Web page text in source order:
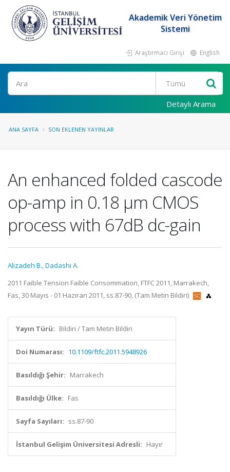
Akademik Veri Yönetim
Sistemi
Araştırmacı Girişi English
Ara
Detaylı Arama
ANA SAYFA SON EKLENEN YAYINLAR
An enhanced folded cascode
op-amp in 0.18 μm CMOS
process with 67dB dc-gain
Alizadeh B.,Dadashi A.
2011 Faible Tension Faible Consommation, FTFC 2011, Marrakech,
Fas, 30 Mayıs - 01 Haziran 2011, ss.87-90, (Tam Metin Bildiri)
Yayın Türü: Bildiri / Tam Metin Bildiri
Doi Numarası: 10.1109/ftfc.2011.5948926
Basıldığı Şehir: Marrakech
Basıldığı Ülke: Fas
Sayfa Sayıları: ss.87-90
İstanbul Gelişim Üniversitesi Adresli: Hayır